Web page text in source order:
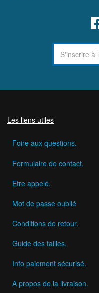
Les liens utiles
Foire aux questions.
Formulaire de contact.
Etre appelé.
Mot de passe oublié
Conditions de retour.
Guide des tailles.
Info paiement sécurisé.
A propos de la livraison.